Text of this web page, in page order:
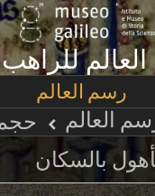
رسم العالم
العالم
حجم
بالسكان